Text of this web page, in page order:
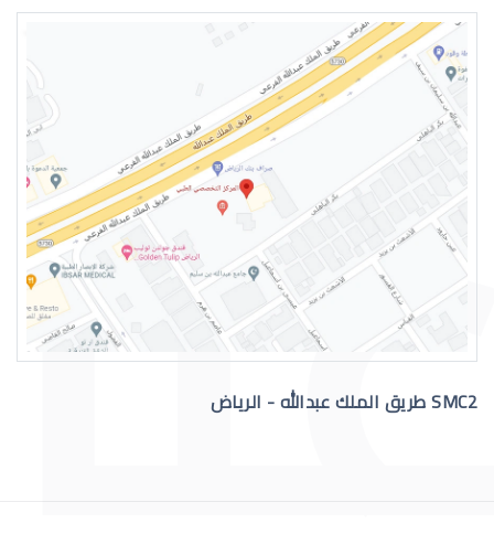
اسباب الماء الازرق بالعين
علاج الماء الازرق بالعين
SMC2 طريق الملك عبدالله - الرياض